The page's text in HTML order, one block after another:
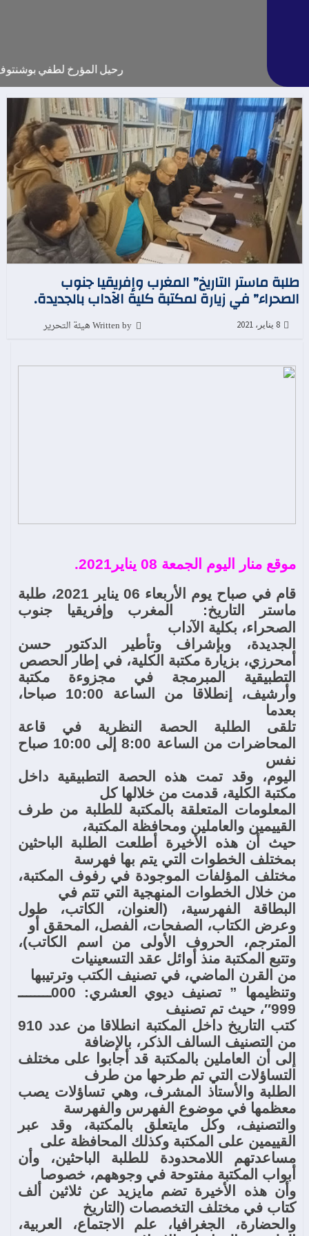
رحيل المؤرخ لطفي
طلبة ماستر التاريخ” المغرب وإفريقيا جنوب
الصحراء” في زيارة لمكتبة كلية الآداب بالجديدة.
8 يناير، 2021
موقع منار اليوم الجمعة 08 يناير2021.
قام في صباح يوم الأربعاء 06 يناير 2021، طلبة
ماستر التاريخ:
المغرب وإفريقيا جنوب
الصحراء، بكلية الآداب
الجديدة، وبإشراف وتأطير الدكتور حسن
أمحرزي، بزيارة مكتبة الكلية، في إطار الحصص
التطبيقية المبرمجة في مجزوءة مكتبة
وأرشيف، إنطلاقا من الساعة 10:00 صباحا،
بعدما
تلقى الطلبة الحصة النظرية في قاعة
المحاضرات من الساعة 8:00 إلى 10:00 صباح
نفس
اليوم، وقد تمت هذه الحصة التطبيقية داخل
مكتبة الكلية، قدمت من خلالها كل
المعلومات المتعلقة بالمكتبة للطلبة من طرف
القييمين والعاملين ومحافظة المكتبة،
حيث أن هذه الأخيرة أطلعت الطلبة الباحثين
بمختلف الخطوات التي يتم بها فهرسة
مختلف المؤلفات الموجودة في رفوف المكتبة،
من خلال الخطوات المنهجية التي تتم في
البطاقة الفهرسية، (العنوان، الكاتب، طول
وعرض الكتاب، الصفحات، الفصل، المحقق أو
المترجم، الحروف الأولى من اسم الكاتب)،
وتتبع المكتبة منذ أوائل عقد التسعينيات
من القرن الماضي، في تصنيف الكتب وترتيبها
وتنظيمها ” تصنيف ديوي العشري: 000ــــــــ
999″، حيث تم تصنيف
كتب التاريخ داخل المكتبة انطلاقا من عدد 910
من التصنيف السالف الذكر، بالإضافة
إلى أن العاملين بالمكتبة قد أجابوا على مختلف
التساؤلات التي تم طرحها من طرف
الطلبة والأستاذ المشرف، وهي تساؤلات يصب
معظمها في موضوع الفهرس والفهرسة
والتصنيف، وكل مايتعلق بالمكتبة، وقد عبر
القييمين على المكتبة وكذلك المحافظة على
مساعدتهم اللامحدودة للطلبة الباحثين، وأن
أبواب المكتبة مفتوحة في وجوههم، خصوصا
وأن هذه الأخيرة تضم مايزيد عن ثلاثين ألف
كتاب في مختلف التخصصات (التاريخ
والحضارة، الجغرافيا، علم الاجتماع، العربية،